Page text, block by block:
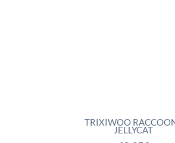
TRIXIWOO RACCOON -
JELLYCAT